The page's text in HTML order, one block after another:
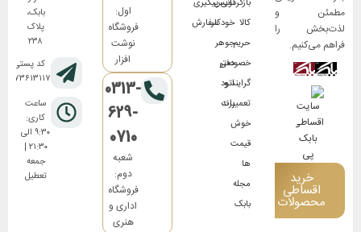
مطمئن و
لذت‌بخش را
فراهم می‌کنیم.
خرید
اقساطی
محصولات
بازگردانی
کالا
حریم
خصوصی
گرایند و
تعمیرات
خوش
قیمت
ها
مجله
بابک
نویس
خودکار
جوهر
دفتر
اتود
برند
پیگیری
سفارش
اول:
فروشگاه
نوشت
افزار
0313-
629-
0710
شعبه
دوم:
فروشگاه
اداری و
هنری
بابک،
پلاک
۲۳۸
کد پستی:
۸۱۷۳۶۱۳۱۱۷
ساعت
کاری:
۹:۳۰ الی
۲۱:۳۰ |
جمعه
تعطیل